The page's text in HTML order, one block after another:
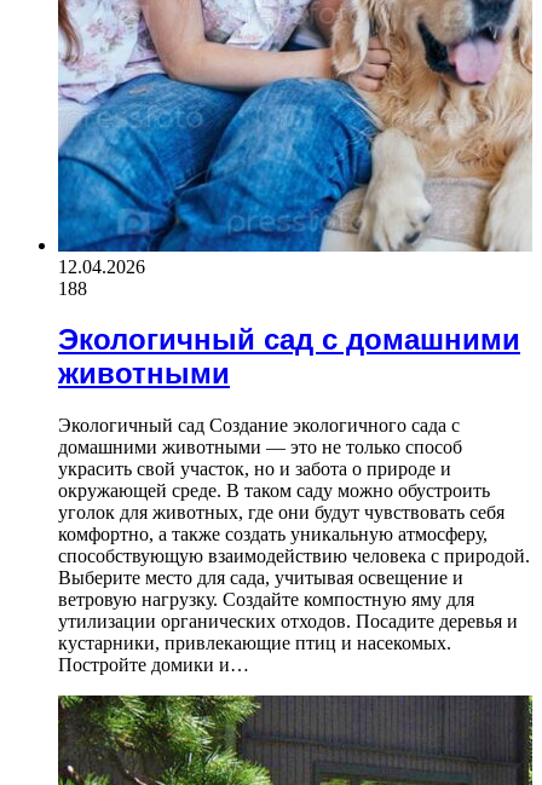
12.04.2026
188
Экологичный сад с домашними
животными
Экологичный сад Создание экологичного сада с
домашними животными — это не только способ
украсить свой участок, но и забота о природе и
окружающей среде. В таком саду можно обустроить
уголок для животных, где они будут чувствовать себя
комфортно, а также создать уникальную атмосферу,
способствующую взаимодействию человека с природой.
Выберите место для сада, учитывая освещение и
ветровую нагрузку. Создайте компостную яму для
утилизации органических отходов. Посадите деревья и
кустарники, привлекающие птиц и насекомых.
Постройте домики и…